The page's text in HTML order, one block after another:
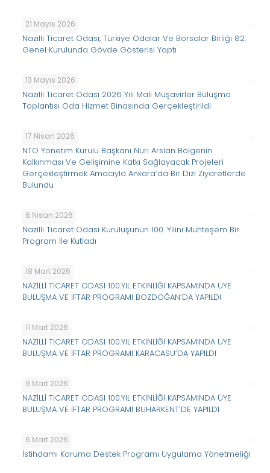
21 Mayıs 2026
Nazilli Ticaret Odası, Türkiye Odalar Ve Borsalar Birliği 82.
Genel Kurulunda Gövde Gösterisi Yaptı
13 Mayıs 2026
Nazilli Ticaret Odası 2026 Yılı Mali Müşavirler Buluşma
Toplantısı Oda Hizmet Binasında Gerçekleştirildi
17 Nisan 2026
NTO Yönetim Kurulu Başkanı Nuri Arslan Bölgenin
Kalkınması Ve Gelişimine Katkı Sağlayacak Projeleri
Gerçekleştirmek Amacıyla Ankara’da Bir Dizi Ziyaretlerde
Bulundu
6 Nisan 2026
Nazilli Ticaret Odasi Kuruluşunun 100. Yilini Muhteşem Bir
Program İle Kutladı
18 Mart 2026
NAZİLLİ TİCARET ODASI 100.YIL ETKİNLİĞİ KAPSAMINDA ÜYE
BULUŞMA VE İFTAR PROGRAMI BOZDOĞAN’DA YAPILDI
11 Mart 2026
NAZİLLİ TİCARET ODASI 100.YIL ETKİNLİĞİ KAPSAMINDA ÜYE
BULUŞMA VE İFTAR PROGRAMI KARACASU’DA YAPILDI
9 Mart 2026
NAZİLLİ TİCARET ODASI 100.YIL ETKİNLİĞİ KAPSAMINDA ÜYE
BULUŞMA VE İFTAR PROGRAMI BUHARKENT’DE YAPILDI
6 Mart 2026
İstihdamı Koruma Destek Programı Uygulama Yönetmeliği